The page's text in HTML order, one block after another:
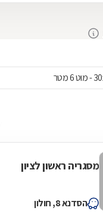
מסגריה ראשון לציון
הסדנא 8, חולון